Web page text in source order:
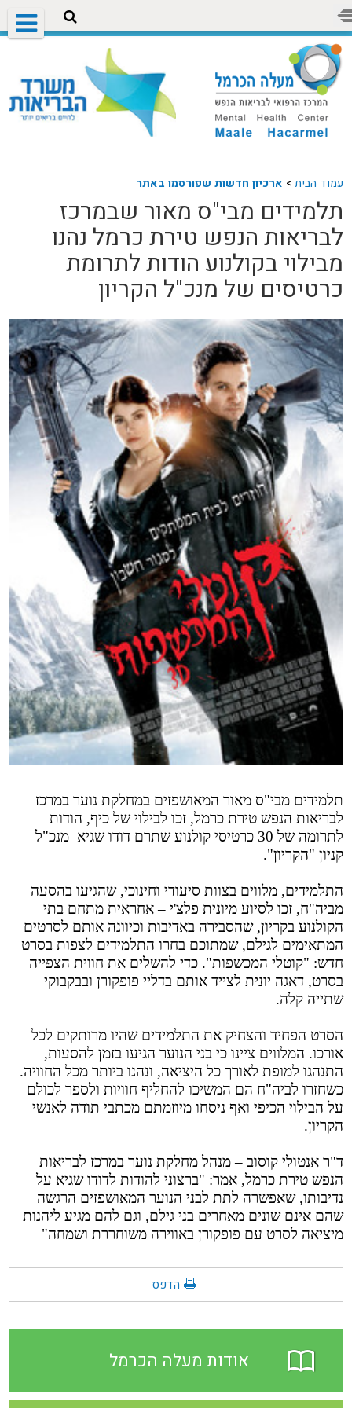
עמוד הבית> ארכיון חדשות שפורסמו באתר
תלמידים מבי"ס מאור שבמרכז
לבריאות הנפש טירת כרמל נהנו
מבילוי בקולנוע הודות לתרומת
כרטיסים של מנכ"ל הקריון
תלמידים מבי"ס מאור המאושפזים במחלקת נוער במרכז
לבריאות הנפש טירת כרמל, זכו לבילוי של כיף, הודות
לתרומה של 30 כרטיסי קולנוע שתרם דודו שגיא
מנכ"ל
קניון "הקריון".
התלמידים, מלווים בצוות סיעודי וחינוכי, שהגיעו בהסעה
מביה"ח, זכו לסיוע מיונית פלצ'י – אחראית מתחם בתי
הקולנוע בקריון, שהסבירה באדיבות וכיוונה אותם לסרטים
המתאימים לגילם, שמתוכם בחרו התלמידים לצפות בסרט
חדש: "קוטלי המכשפות". כדי להשלים את חווית הצפייה
בסרט, דאגה יונית לצייד אותם בדליי פופקורן ובבקבוקי
שתייה קלה.
הסרט הפחיד והצחיק את התלמידים שהיו מרותקים לכל
אורכו. המלווים ציינו כי בני הנוער הגיעו בזמן להסעות,
התנהגו למופת לאורך כל היציאה, ונהנו ביותר מכל החוויה.
כשחזרו לביה"ח הם המשיכו להחליף חוויות ולספר לכולם
על הבילוי הכיפי ואף ניסחו מיוזמתם מכתבי תודה לאנשי
הקריון.
ד"ר אנטולי קוסוב – מנהל מחלקת נוער במרכז לבריאות
הנפש טירת כרמל, אמר: "ברצוני להודות לדודו שגיא על
נדיבותו, שאפשרה לתת לבני הנוער המאושפזים הרגשה
שהם אינם שונים מאחרים בני גילם, וגם להם מגיע ליהנות
מיציאה לסרט עם פופקורן באווירה משוחררת ושמחה"
הדפס
אודות מעלה הכרמל